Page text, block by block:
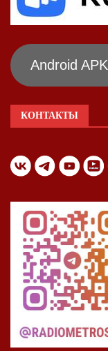
Android APK
КОНТАКТЫ